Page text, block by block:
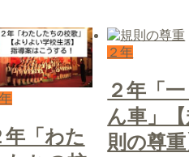
年「わた
２年
２年「
ん車」
則の尊